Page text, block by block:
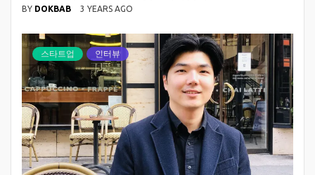
BY DOKBAB 3 YEARS AGO
스타트업 인터뷰